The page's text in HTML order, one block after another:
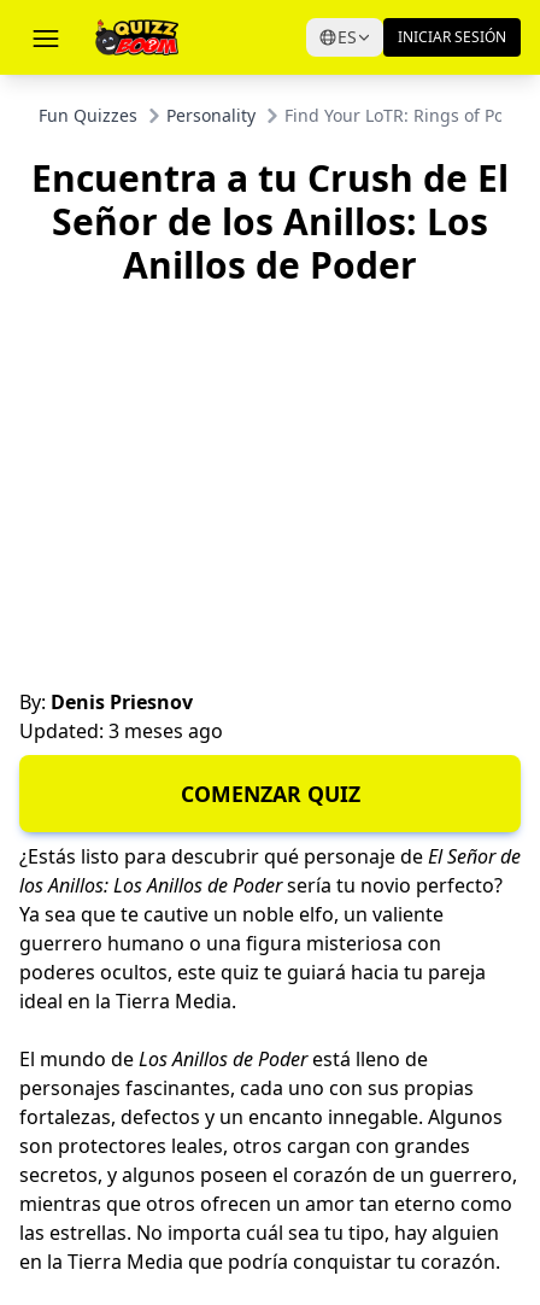
ES INICIAR SESIÓN
Fun Quizzes Personality Find Your LoTR: Rings of
Encuentra a tu Crush de El
Señor de los Anillos: Los
Anillos de Poder
By: Denis Priesnov
Updated: 3 meses ago
COMENZAR QUIZ
¿Estás listo para descubrir qué personaje deEl Señor de
los Anillos: Los Anillos de Podersería tu novio perfecto?
Ya sea que te cautive un noble elfo, un valiente
guerrero humano o una figura misteriosa con
poderes ocultos, este quiz te guiará hacia tu pareja
ideal en la Tierra Media.
El mundo deLos Anillos de Poderestá lleno de
personajes fascinantes, cada uno con sus propias
fortalezas, defectos y un encanto innegable. Algunos
son protectores leales, otros cargan con grandes
secretos, y algunos poseen el corazón de un guerrero,
mientras que otros ofrecen un amor tan eterno como
las estrellas. No importa cuál sea tu tipo, hay alguien
en la Tierra Media que podría conquistar tu corazón.